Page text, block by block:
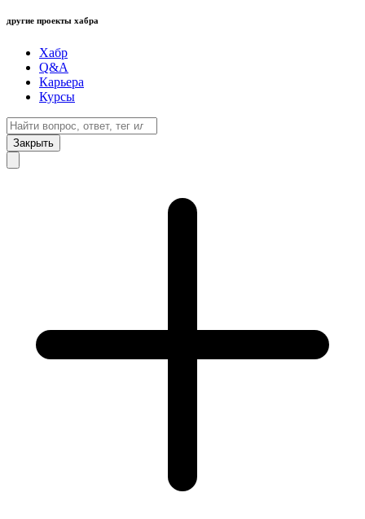
другие проекты хабра
Хабр
Q&A
Карьера
Курсы
Закрыть